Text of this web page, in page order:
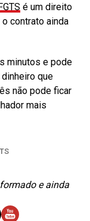
é um direito
contrato ainda
minutos e pode
que
não pode ficar
mais
e ainda